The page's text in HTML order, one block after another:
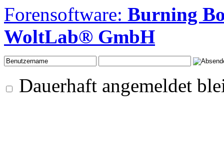
Forensoftware: Burning
WoltLab® GmbH
Dauerhaft angemeldet